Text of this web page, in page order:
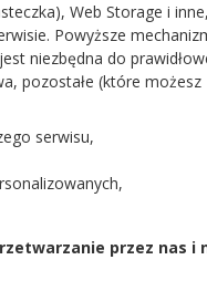
Web Storage i
Powyższe
niezbędna do
pozostałe (które możesz
serwisu,
przez nas i